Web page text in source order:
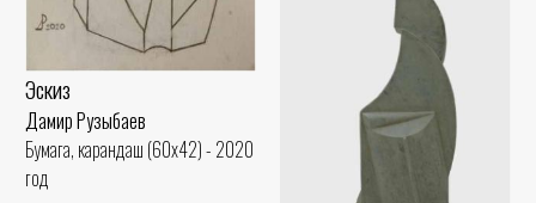
Эскиз
Дамир Рузыбаев
Бумага, карандаш (60x42) - 2020
год